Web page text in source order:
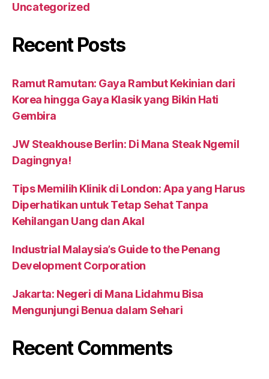
Uncategorized
Recent Posts
Ramut Ramutan: Gaya Rambut Kekinian dari
Korea hingga Gaya Klasik yang Bikin Hati
Gembira
JW Steakhouse Berlin: Di Mana Steak Ngemil
Dagingnya!
Tips Memilih Klinik di London: Apa yang Harus
Diperhatikan untuk Tetap Sehat Tanpa
Kehilangan Uang dan Akal
Industrial Malaysia’s Guide to the Penang
Development Corporation
Jakarta: Negeri di Mana Lidahmu Bisa
Mengunjungi Benua dalam Sehari
Recent Comments